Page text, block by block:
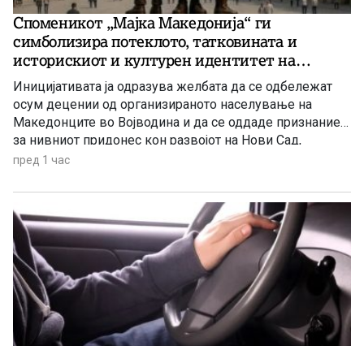
Споменикот „Мајка Македонија“ ги
симболизира потеклото, татковината и
историскиот и културен идентитет на
македонскиот народ
Иницијативата ја одразува желбата да се одбележат
осум децении од организираното населување на
Македонците во Војводина и да се оддаде признание
за нивниот придонес кон развојот на Нови Сад,
Војводина и Србија
пред 1 час